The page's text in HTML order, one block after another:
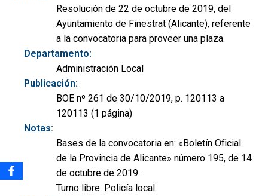
Resolución de 22 de octubre de 2019, del
Ayuntamiento de Finestrat (Alicante), referente
a la convocatoria para proveer una plaza.
Departamento:
Administración Local
Publicación:
BOE nº 261 de 30/10/2019, p. 120113 a
120113 (1 página)
Notas:
Bases de la convocatoria en: «Boletín Oficial
de la Provincia de Alicante» número 195, de 14
de octubre de 2019.
Turno libre. Policía local.